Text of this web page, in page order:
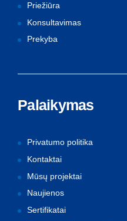
Priežiūra
Konsultavimas
Prekyba
Palaikymas
Privatumo politika
Kontaktai
Mūsų projektai
Naujienos
Sertifikatai